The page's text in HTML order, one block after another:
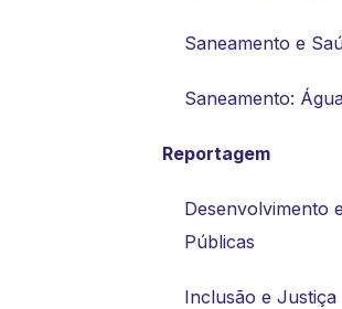
Saneamento e
Saneamento:
Reportagem
Desenvolvimento
Públicas
Inclusão e Justiça